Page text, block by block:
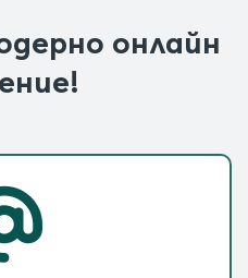
онлайн